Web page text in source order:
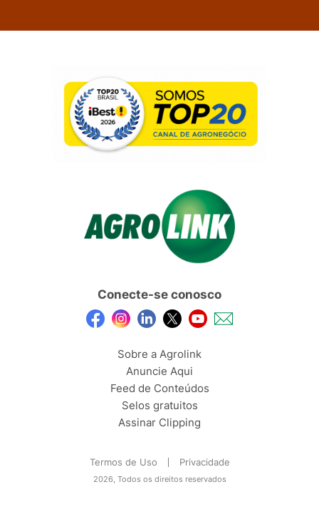
Conecte-se conosco
Sobre a Agrolink
Anuncie Aqui
Feed de Conteúdos
Selos gratuitos
Assinar Clipping
Termos de Uso Privacidade
2026, Todos os direitos reservados